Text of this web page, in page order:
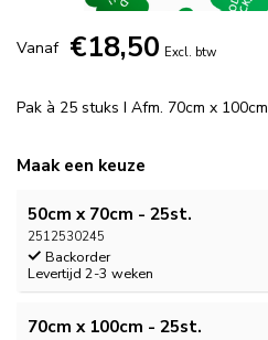
Vanaf €18,50 Excl. btw
Pak à 25 stuks I Afm. 70cm x 100cm
Maak een keuze
50cm x 70cm - 25st.
2512530245
Backorder
Levertijd 2-3 weken
70cm x 100cm - 25st.